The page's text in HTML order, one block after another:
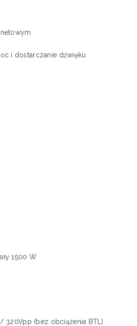
i dostarczanie dźwięku
1500 W
320Vpp (bez obciążenia BTL)